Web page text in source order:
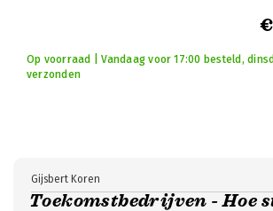
Op voorraad | Vandaag voor 17:00 besteld,
verzonden
Toekomstbedrijven - Hoe
Gijsbert Koren